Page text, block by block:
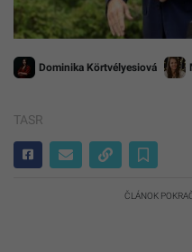
Dominika Körtvélyesiová
TASR
ČLÁNOK